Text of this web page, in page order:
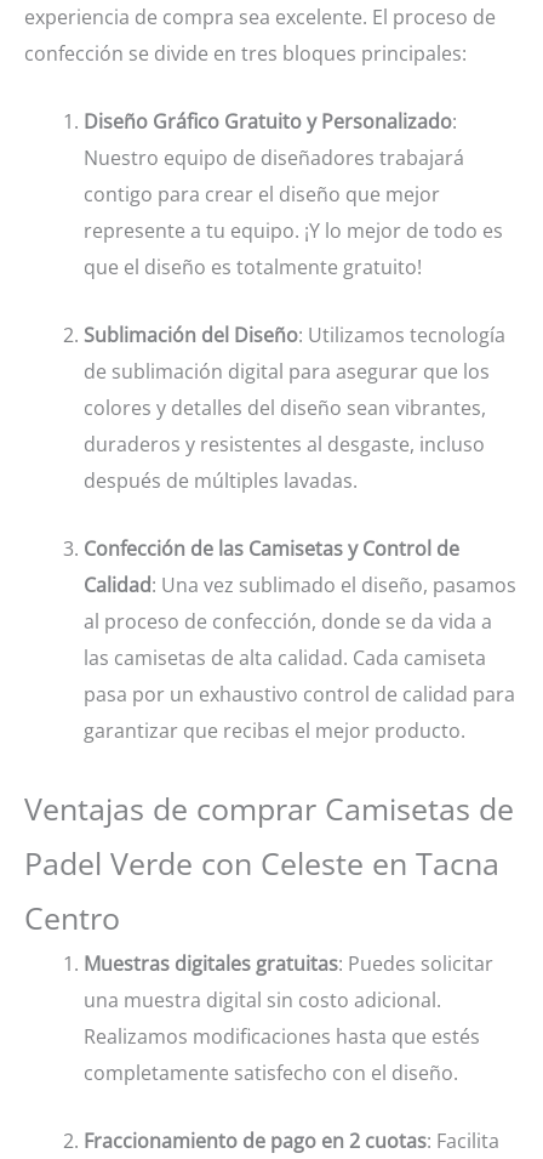
experiencia de compra sea excelente. El proceso de
confección se divide en tres bloques principales:
Diseño Gráfico Gratuito y Personalizado:
Nuestro equipo de diseñadores trabajará
contigo para crear el diseño que mejor
represente a tu equipo. ¡Y lo mejor de todo es
que el diseño es totalmente gratuito!
Sublimación del Diseño: Utilizamos tecnología
de sublimación digital para asegurar que los
colores y detalles del diseño sean vibrantes,
duraderos y resistentes al desgaste, incluso
después de múltiples lavadas.
Confección de las Camisetas y Control de
Calidad: Una vez sublimado el diseño, pasamos
al proceso de confección, donde se da vida a
las camisetas de alta calidad. Cada camiseta
pasa por un exhaustivo control de calidad para
garantizar que recibas el mejor producto.
Ventajas de comprar Camisetas de
Padel Verde con Celeste en Tacna
Centro
Muestras digitales gratuitas: Puedes solicitar
una muestra digital sin costo adicional.
Realizamos modificaciones hasta que estés
completamente satisfecho con el diseño.
Fraccionamiento de pago en 2 cuotas: Facilita